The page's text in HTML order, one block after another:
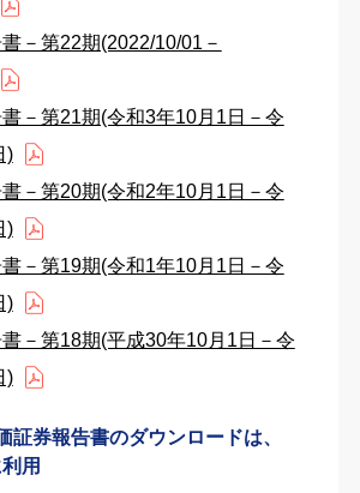
－第22期(2022/10/01－
－第21期(令和3年10月1日－令
)
－第20期(令和2年10月1日－令
)
－第19期(令和1年10月1日－令
)
－第18期(平成30年10月1日－令
)
証券報告書のダウンロードは、
用